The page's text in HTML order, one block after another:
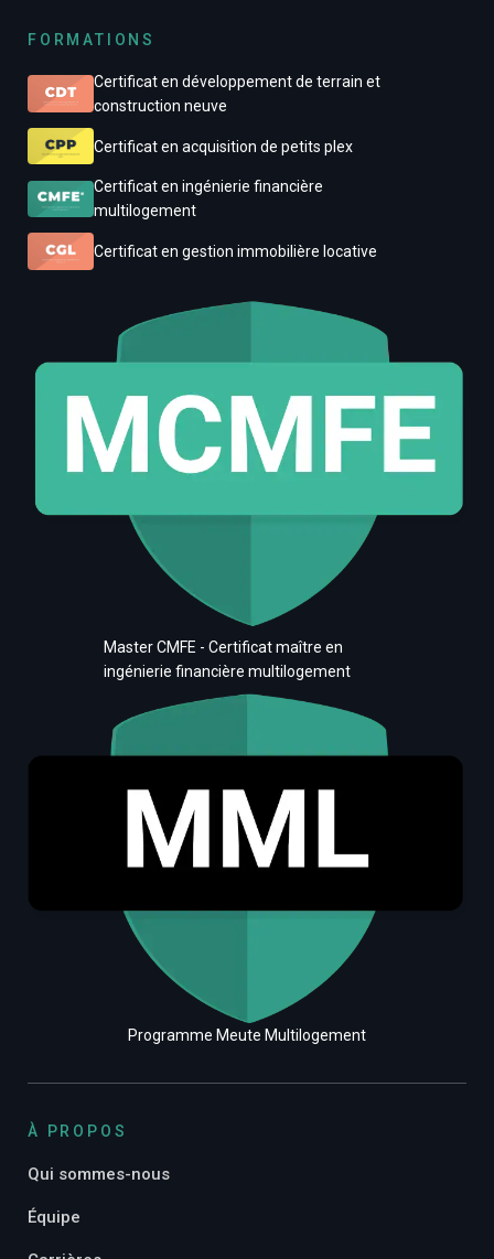
FORMATIONS
Certificat en développement de terrain et
construction neuve
Certificat en acquisition de petits plex
Certificat en ingénierie financière
multilogement
Certificat en gestion immobilière locative
Master CMFE - Certificat maître en
ingénierie financière multilogement
Programme Meute Multilogement
À PROPOS
Qui sommes-nous
Équipe